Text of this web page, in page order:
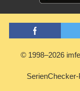
© 1998–2026